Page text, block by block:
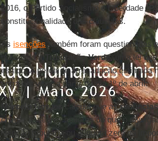
2016, o Partido Socialismo e Liberdade (
constitucionalidade das cláusulas.
As isenções também foram questionadas
publicada a
Tributação Verde, uma lei
estado. A perda de arrecadação estimada
entra em vigor a partir do dia 1º de abril.
Marcelo Novaes calcula que asrenúncias
chegar a valores maiores do que o
isenção tributária ou alíquota zero na